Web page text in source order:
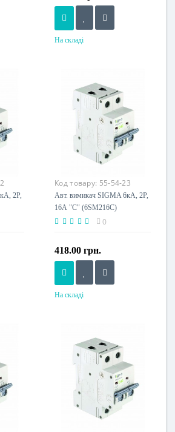
На складі
Напруга живлення
2Р,
Код товару: 55-54-23
Авт. вимикач SIGMA 6кА, 2Р,
16А "С" (6SM216C)
0
418.00 грн.
На складі
Напруга живлення